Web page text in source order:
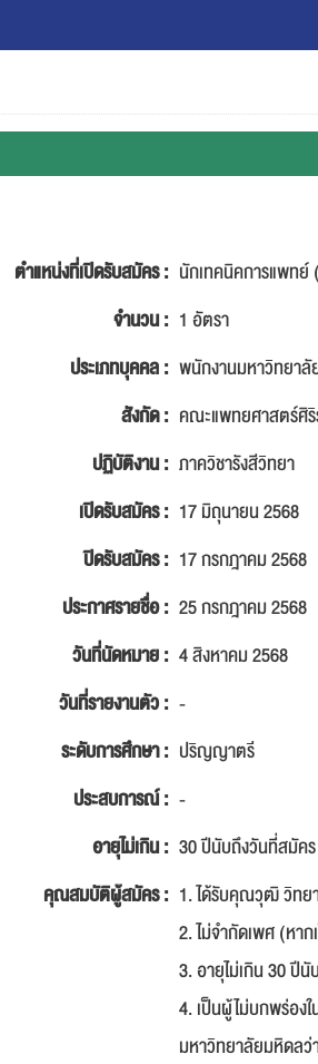
ตำแหน่งที่เปิดรับสมัคร : นักเทคนิคการแพทย์
จำนวน : 1 อัตรา
ประเภทบุคคล : พนักงานมหาวิทยา
สังกัด : คณะแพทยศาสตร์ศิ
ปฏิบัติงาน : ภาควิชารังสีวิทยา
เปิดรับสมัคร : 17 มิถุนายน 2568
ปิดรับสมัคร : 17 กรกฎาคม 2568
ประกาศรายชื่อ : 25 กรกฎาคม 2568
วันที่นัดหมาย : 4 สิงหาคม 2568
วันที่รายงานตัว : -
ระดับการศึกษา : ปริญญาตรี
ประสบการณ์ : -
อายุไม่เกิน : 30 ปีนับถึงวันที่สมัคร
คุณสมบัติผู้สมัคร : 1. ได้รับคุณวุฒิ วิทย
2. ไม่จำกัดเพศ (หา
3. อายุไม่เกิน 30 ปี
4. เป็นผู้ไม่บกพร่อง
มหาวิทยาลัยมหิดล